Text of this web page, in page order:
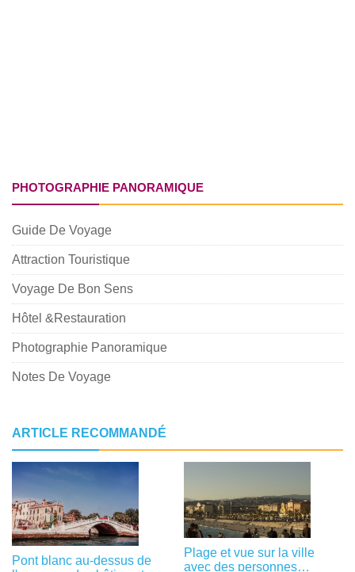
PHOTOGRAPHIE PANORAMIQUE
Guide De Voyage
Attraction Touristique
Voyage De Bon Sens
Hôtel &Restauration
Photographie Panoramique
Notes De Voyage
ARTICLE RECOMMANDÉ
Pont blanc au-dessus de
Plage et vue sur la ville
avec des personnes